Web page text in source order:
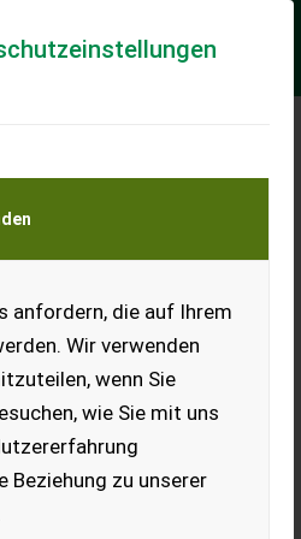
anfordern, die auf Ihrem
Wir verwenden
wenn Sie
wie Sie mit uns
Beziehung zu unserer
und Baumaschinen –
Technisch
getrocknetes
Waldhackgut
Verkaufe technisch
getrocknetes Waldhackgut,
Hart- und Weichholz
gemischt, überwiegend
Stammware, 15%